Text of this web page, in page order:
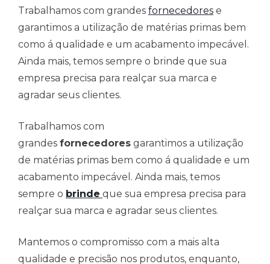
Trabalhamos com grandes fornecedores e
garantimos a utilização de matérias primas bem
como á qualidade e um acabamento impecável.
Ainda mais, temos sempre o brinde que sua
empresa precisa para realçar sua marca e
agradar seus clientes.
Trabalhamos com
grandes fornecedores garantimos a utilização
de matérias primas bem como á qualidade e um
acabamento impecável. Ainda mais, temos
sempre o brinde que sua empresa precisa para
realçar sua marca e agradar seus clientes.
Mantemos o compromisso com a mais alta
qualidade e precisão nos produtos, enquanto,